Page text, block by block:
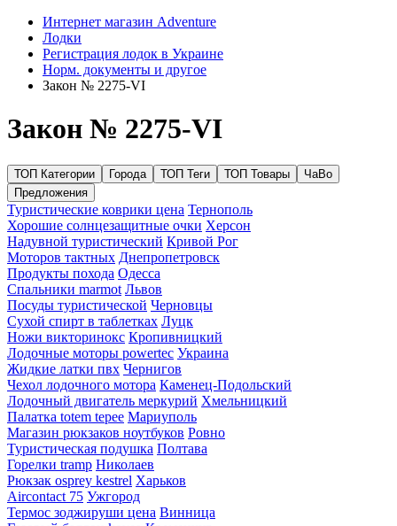
Интернет магазин Adventure
Лодки
Регистрация лодок в Украине
Норм. документы и другое
Закон № 2275-VI
Закон № 2275-VI
ТОП Категории Города ТОП Теги ТОП Товары
ЧаВо
Предложения
Туристические коврики цена Тернополь
Хорошие солнцезащитные очки Херсон
Надувной туристический Кривой Рог
Моторов тактных Днепропетровск
Продукты похода Одесса
Спальники marmot Львов
Посуды туристической Черновцы
Сухой спирт в таблетках Луцк
Ножи викторинокс Кропивницкий
Лодочные моторы powertec Украина
Жидкие латки пвх Чернигов
Чехол лодочного мотора Каменец-Подольский
Лодочный двигатель меркурий Хмельницкий
Палатка totem tepee Мариуполь
Магазин рюкзаков ноутбуков Ровно
Туристическая подушка Полтава
Горелки tramp Николаев
Рюкзак osprey kestrel Харьков
Aircontact 75 Ужгород
Термос зоджируши цена Винница